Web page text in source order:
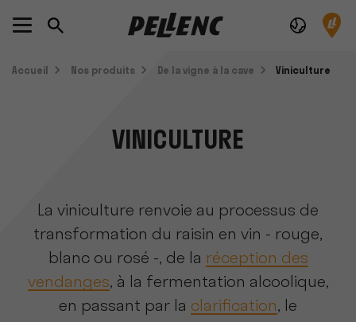
Accueil Nos produits De la vigne à la cave Viniculture
VINICULTURE
La viniculture renvoie au processus de
transformation du raisin en vin - rouge,
blanc ou rosé -, de la réception des
vendanges, à la fermentation alcoolique,
en passant par la clarification, le